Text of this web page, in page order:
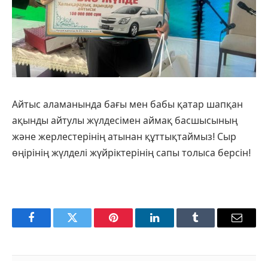
Айтыс аламанында бағы мен бабы қатар шапқан
ақынды айтулы жүлдесімен аймақ басшысының
және жерлестерінің атынан құттықтаймыз! Сыр
өңірінің жүлделі жүйріктерінің сапы толыса берсін!
FacebookTwitter Pinterest LinkedInTumblr Email